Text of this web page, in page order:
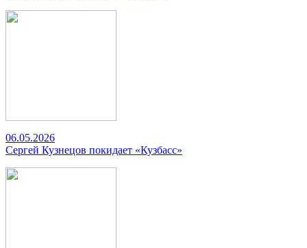
06.05.2026
Сергей Кузнецов покидает «Кузбасс»